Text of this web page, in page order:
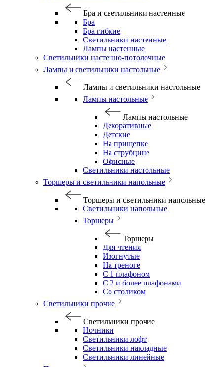
Бра и светильники настенные
Бра
Бра гибкие
Светильники настенные
Лампы настенные
Светильники настенно-потолочные
Лампы и светильники настольные
Лампы и светильники настольные
Лампы настольные
Лампы настольные
Декоративные
Детские
На прищепке
На струбцине
Офисные
Светильники настольные
Торшеры и светильники напольные
Торшеры и светильники напольные
Светильники напольные
Торшеры
Торшеры
Для чтения
Изогнутые
На треноге
С 1 плафоном
С 2 и более плафонами
Со столиком
Светильники прочие
Светильники прочие
Ночники
Светильники лофт
Светильники накладные
Светильники линейные